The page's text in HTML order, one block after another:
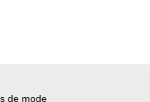
de mode